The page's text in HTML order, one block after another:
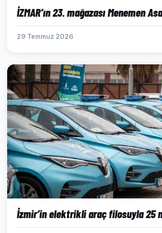
İZMAR’ın 23. mağazası Menemen
29 Temmuz 2026
İzmir’in elektrikli araç filosuyla 25